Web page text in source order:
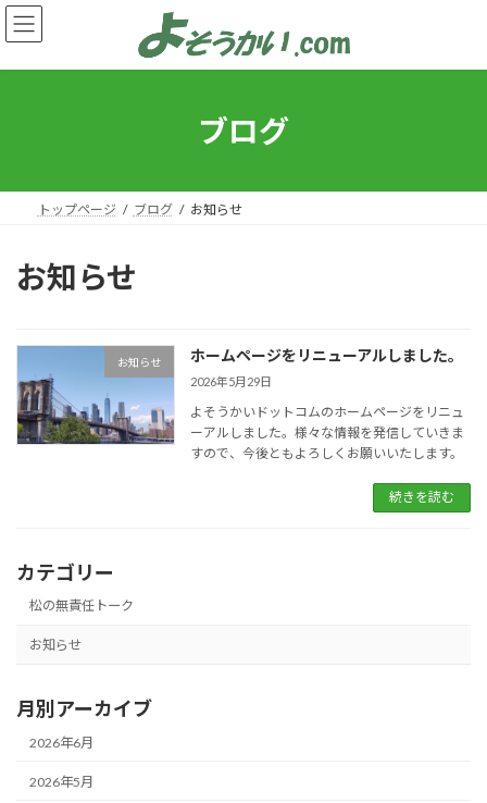
コ
ン
ン
ナ
ビ
ー
ブログ
トップページ ブログ お知らせ
お知らせ
お知らせ ホームページをリニューアルしました。
2026年5月29日
よそうかいドットコムのホームページをリニュ
ーアルしました。様々な情報を発信していきま
すので、今後ともよろしくお願いいたします。
続きを読む
カテゴリー
松の無責任トーク
お知らせ
月別アーカイブ
2026年6月
2026年5月